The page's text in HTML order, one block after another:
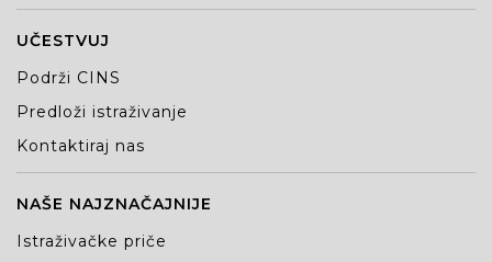
UČESTVUJ
Podrži CINS
Predloži istraživanje
Kontaktiraj nas
NAŠE NAJZNAČAJNIJE
Istraživačke priče